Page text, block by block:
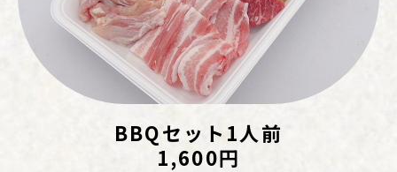
BBQセット1人前
1,600円